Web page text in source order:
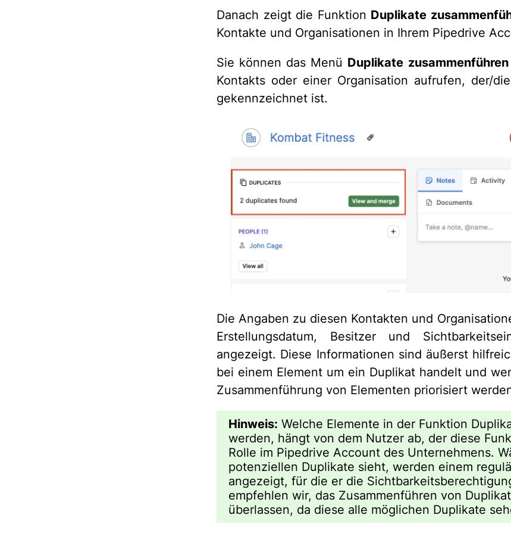
Danach zeigt die Funktion Duplikate
Kontakte und Organisationen in Ihrem Pipedrive
Sie können das Menü Duplikate zusammenführen
Kontakts oder einer Organisation aufrufen, der/
gekennzeichnet ist.
Die Angaben zu diesen Kontakten und
Erstellungsdatum, Besitzer und
angezeigt. Diese Informationen sind äußerst
bei einem Element um ein Duplikat handelt und
Zusammenführung von Elementen priorisiert
Hinweis: Welche Elemente in der Funktion
werden, hängt von dem Nutzer ab, der diese
Rolle im Pipedrive Account des Unternehmens.
potenziellen Duplikate sieht, werden einem
angezeigt, für die er die
empfehlen wir, das Zusammenführen von
überlassen, da diese alle möglichen Duplikate